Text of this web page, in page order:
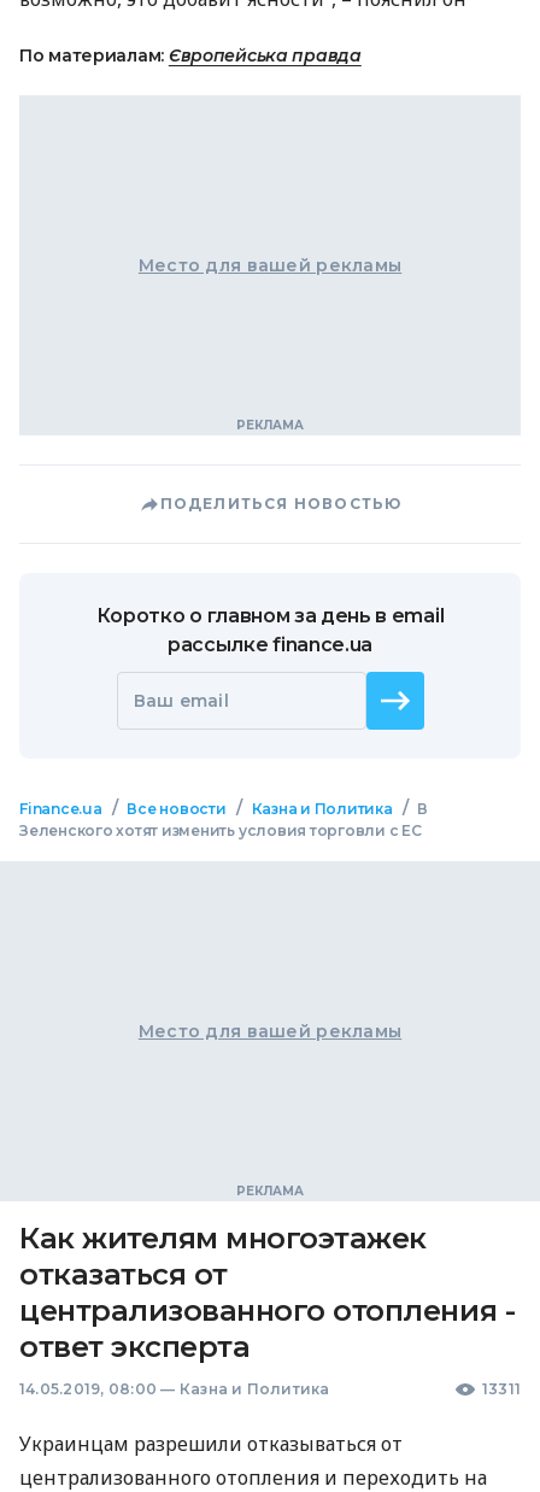
По материалам: Європейська правда
Место для вашей рекламы
ПОДЕЛИТЬСЯ НОВОСТЬЮ
Коротко о главном за день в email
рассылке finance.ua
Ваш email
Finance.ua / Все новости / Казна и Политика / В
Зеленского хотят изменить условия торговли с ЕС
Место для вашей рекламы
Как жителям многоэтажек
отказаться от
централизованного отопления -
ответ эксперта
14.05.2019, 08:00 — Казна и Политика 13311
Украинцам разрешили отказываться от
централизованного отопления и переходить на